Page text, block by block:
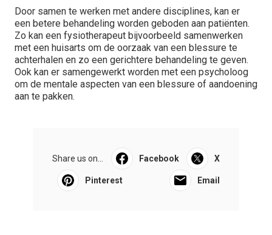
Door samen te werken met andere disciplines, kan er
een betere behandeling worden geboden aan patiënten.
Zo kan een fysiotherapeut bijvoorbeeld samenwerken
met een huisarts om de oorzaak van een blessure te
achterhalen en zo een gerichtere behandeling te geven.
Ook kan er samengewerkt worden met een psycholoog
om de mentale aspecten van een blessure of aandoening
aan te pakken.
Share us on... Facebook X
Pinterest Email